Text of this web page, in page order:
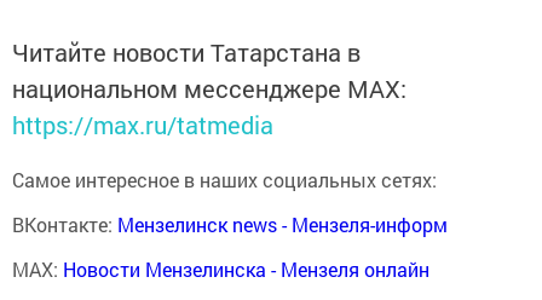
Читайте новости Татарстана в
национальном мессенджере MАХ:
https://max.ru/tatmedia
Самое интересное в наших социальных сетях:
ВКонтакте: Мензелинск news - Мензеля-информ
MAX: Новости Мензелинска - Мензеля онлайн